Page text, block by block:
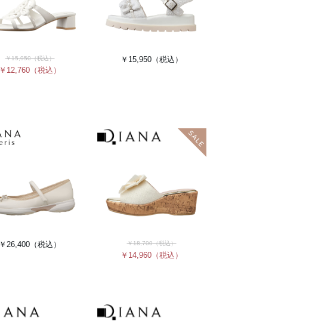
￥15,950（税込）
￥12,760 （税込）
￥15,950 （税込）
￥26,400 （税込） ￥18,700（税込）
￥14,960 （税込）